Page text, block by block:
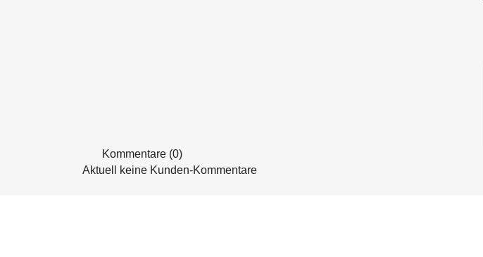
Kommentare (0)
Aktuell keine Kunden-Kommentare